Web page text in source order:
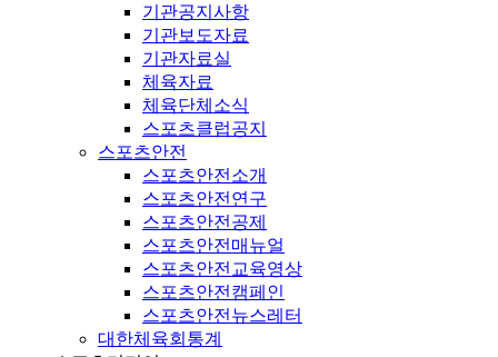
기관공지사항
기관보도자료
기관자료실
체육자료
체육단체소식
스포츠클럽공지
스포츠안전
스포츠안전소개
스포츠안전연구
스포츠안전공제
스포츠안전매뉴얼
스포츠안전교육영상
스포츠안전캠페인
스포츠안전뉴스레터
대한체육회통계